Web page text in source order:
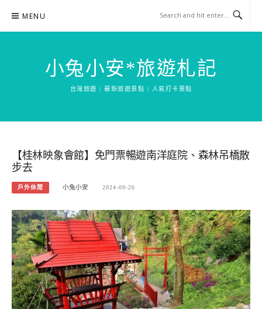
content
MENU
小兔小安*旅遊札記
台灣旅遊 | 最新旅遊景點 | 人氣打卡景點
【桂林映象會館】免門票暢遊南洋庭院、森林吊橋散
步去
戶外休閒 小兔小安 2024-09-26